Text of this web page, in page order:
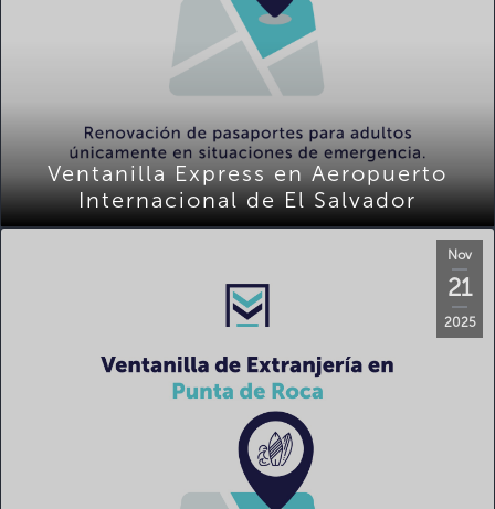
Ventanilla Express en Aeropuerto
Internacional de El Salvador
Nov
21
2025